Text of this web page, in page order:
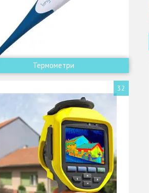
Термометри
32